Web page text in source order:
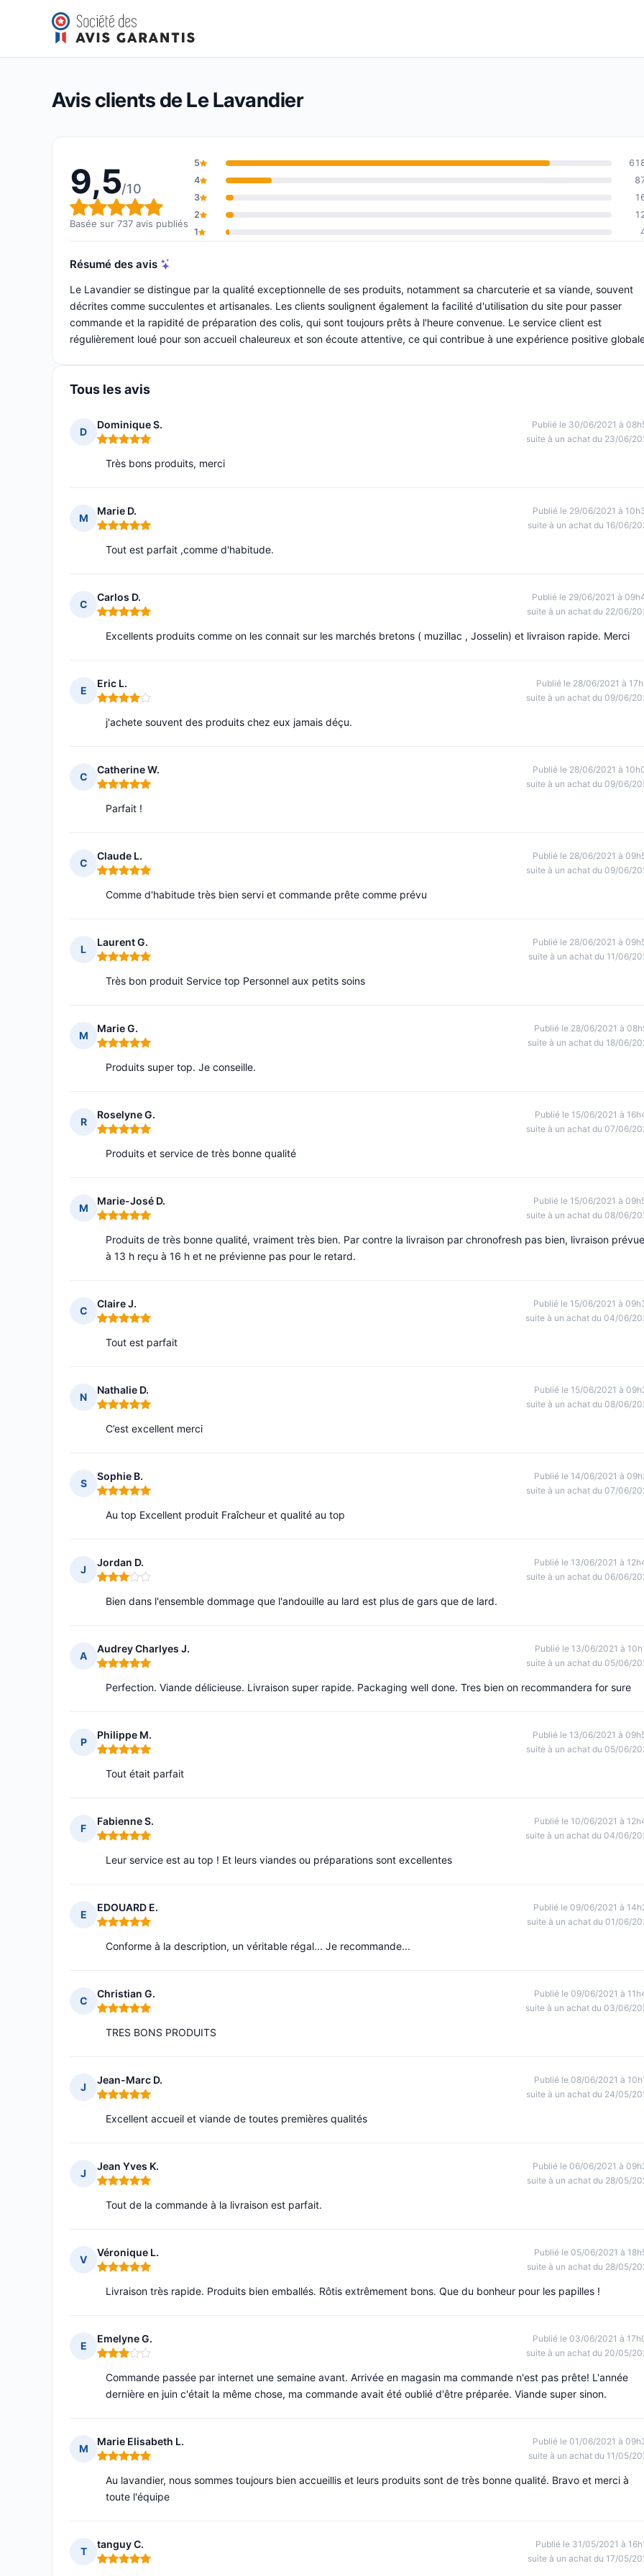
Le Lavandier
Note globale : 9,5 sur 10
9,5/10(737 avis)
Avis clients de Le Lavandier
9,5/10
Note globale : 9,5 sur 10
Basée sur 737 avis publiés
5
4
3
2
1
Résumé des avis
Le Lavandier se distingue par la qualité exceptionnelle de ses produits, notamment sa charcuterie et sa viande, souvent
décrites comme succulentes et artisanales. Les clients soulignent également la facilité d'utilisation du site pour passer
commande et la rapidité de préparation des colis, qui sont toujours prêts à l'heure convenue. Le service client est
régulièrement loué pour son accueil chaleureux et son écoute attentive, ce qui contribue à une expérience positive
Tous les avis
D
Dominique S.
Note : 5 sur 5
Publié le 30/06/2021 à
suite à un achat du 23/06/
Très bons produits, merci
M
Marie D.
Note : 5 sur 5
Publié le 29/06/2021 à
suite à un achat du 16/06/
Tout est parfait ,comme d'habitude.
C
Carlos D.
Note : 5 sur 5
Publié le 29/06/2021 à
suite à un achat du 22/06/
Excellents produits comme on les connait sur les marchés bretons ( muzillac , Josselin) et livraison rapide. Merci
E
Eric L.
Note : 4 sur 5
Publié le 28/06/2021 à
suite à un achat du 09/06/
j'achete souvent des produits chez eux jamais déçu.
C
Catherine W.
Note : 5 sur 5
Publié le 28/06/2021 à
suite à un achat du 09/06/
Parfait !
C
Claude L.
Note : 5 sur 5
Publié le 28/06/2021 à
suite à un achat du 09/06/
Comme d'habitude très bien servi et commande prête comme prévu
L
Laurent G.
Note : 5 sur 5
Publié le 28/06/2021 à
suite à un achat du 11/06/
Très bon produit Service top Personnel aux petits soins
M
Marie G.
Note : 5 sur 5
Publié le 28/06/2021 à
suite à un achat du 18/06/
Produits super top. Je conseille.
R
Roselyne G.
Note : 5 sur 5
Publié le 15/06/2021 à
suite à un achat du 07/06/
Produits et service de très bonne qualité
M
Marie-José D.
Note : 5 sur 5
Publié le 15/06/2021 à
suite à un achat du 08/06/
Produits de très bonne qualité, vraiment très bien. Par contre la livraison par chronofresh pas bien, livraison prévue
à 13 h reçu à 16 h et ne prévienne pas pour le retard.
C
Claire J.
Note : 5 sur 5
Publié le 15/06/2021 à
suite à un achat du 04/06/
Tout est parfait
N
Nathalie D.
Note : 5 sur 5
Publié le 15/06/2021 à
suite à un achat du 08/06/
C’est excellent merci
S
Sophie B.
Note : 5 sur 5
Publié le 14/06/2021 à
suite à un achat du 07/06/
Au top Excellent produit Fraîcheur et qualité au top
J
Jordan D.
Note : 3 sur 5
Publié le 13/06/2021 à
suite à un achat du 06/06/
Bien dans l'ensemble dommage que l'andouille au lard est plus de gars que de lard.
A
Audrey Charlyes J.
Note : 5 sur 5
Publié le 13/06/2021 à
suite à un achat du 05/06/
Perfection. Viande délicieuse. Livraison super rapide. Packaging well done. Tres bien on recommandera for sure
P
Philippe M.
Note : 5 sur 5
Publié le 13/06/2021 à
suite à un achat du 05/06/
Tout était parfait
F
Fabienne S.
Note : 5 sur 5
Publié le 10/06/2021 à
suite à un achat du 04/06/
Leur service est au top ! Et leurs viandes ou préparations sont excellentes
E
EDOUARD E.
Note : 5 sur 5
Publié le 09/06/2021 à
suite à un achat du 01/06/
Conforme à la description, un véritable régal... Je recommande...
C
Christian G.
Note : 5 sur 5
Publié le 09/06/2021 à
suite à un achat du 03/06/
TRES BONS PRODUITS
J
Jean-Marc D.
Note : 5 sur 5
Publié le 08/06/2021 à
suite à un achat du 24/05/
Excellent accueil et viande de toutes premières qualités
J
Jean Yves K.
Note : 5 sur 5
Publié le 06/06/2021 à
suite à un achat du 28/05/
Tout de la commande à la livraison est parfait.
V
Véronique L.
Note : 5 sur 5
Publié le 05/06/2021 à
suite à un achat du 28/05/
Livraison très rapide. Produits bien emballés. Rôtis extrêmement bons. Que du bonheur pour les papilles !
E
Emelyne G.
Note : 3 sur 5
Publié le 03/06/2021 à
suite à un achat du 20/05/
Commande passée par internet une semaine avant. Arrivée en magasin ma commande n'est pas prête! L'année
dernière en juin c'était la même chose, ma commande avait été oublié d'être préparée. Viande super sinon.
M
Marie Elisabeth L.
Note : 5 sur 5
Publié le 01/06/2021 à
suite à un achat du 11/05/
Au lavandier, nous sommes toujours bien accueillis et leurs produits sont de très bonne qualité. Bravo et merci à
toute l'équipe
T
tanguy C.
Note : 5 sur 5
Publié le 31/05/2021 à
suite à un achat du 17/05/